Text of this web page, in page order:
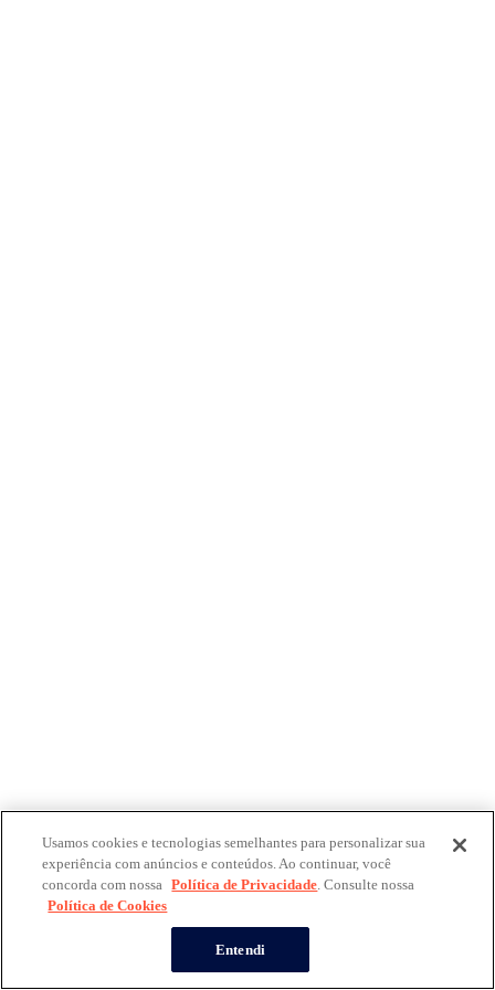
Usamos cookies e tecnologias semelhantes para personalizar sua
experiência com anúncios e conteúdos. Ao continuar, você
concorda com nossa Política de Privacidade. Consulte nossa
Política de Cookies
Entendi